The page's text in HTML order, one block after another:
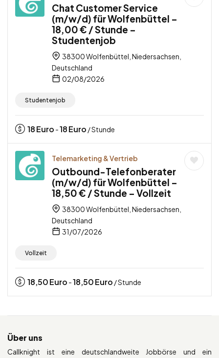
Chat Customer Service
(m/w/d) für Wolfenbüttel –
18,00 € / Stunde –
Studentenjob
38300 Wolfenbüttel, Niedersachsen,
Deutschland
02/08/2026
Studentenjob
18Euro -18Euro / Stunde
Telemarketing & Vertrieb
Outbound-Telefonberater
(m/w/d) für Wolfenbüttel –
18,50 € / Stunde – Vollzeit
38300 Wolfenbüttel, Niedersachsen,
Deutschland
31/07/2026
Vollzeit
18,50Euro -18,50Euro / Stunde
Über uns
Callknight ist eine deutschlandweite Jobbörse und ein